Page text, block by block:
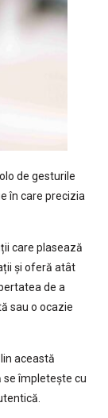
de gesturile
în care precizia
care plasează
și oferă atât
de a
sau o ocazie
această
se împletește cu